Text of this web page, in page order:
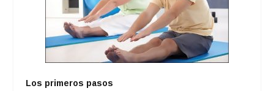
Los primeros pasos